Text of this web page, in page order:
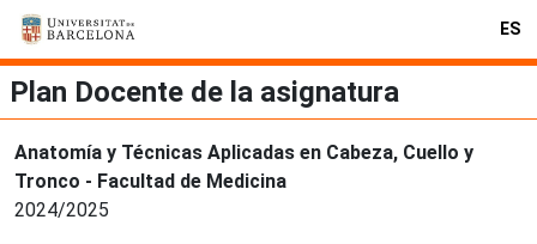
ES
Plan Docente de la asignatura
Anatomía y Técnicas Aplicadas en Cabeza, Cuello y
Tronco - Facultad de Medicina
2024/2025